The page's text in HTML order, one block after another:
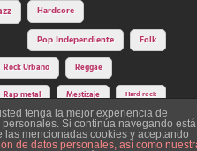
Hardcore
Pop Independiente Folk
Rock Urbano Reggae
Rap metal Mestizaje Hard rock
tenga la mejor experiencia de
Si continúa navegando está
mencionadas cookies y aceptando
de datos personales, así como